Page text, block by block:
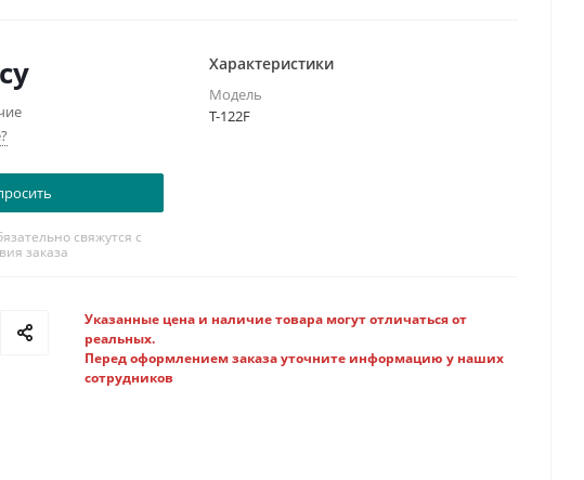
свяжутся с
заказа
Характеристики
Модель
T-122F
Указанные цена и наличие товара могут отличаться от
реальных.
Перед оформлением заказа уточните информацию у наших
сотрудников